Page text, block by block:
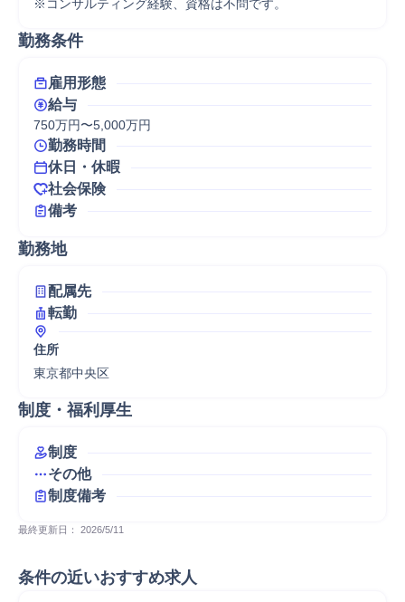
※コンサルティング経験、資格は不問です。
勤務条件
雇用形態
給与
750万円〜5,000万円
勤務時間
休日・休暇
社会保険
備考
勤務地
配属先
転勤
住所
東京都中央区
制度・福利厚生
制度
その他
制度備考
最終更新日： 2026/5/11
条件の近いおすすめ求人